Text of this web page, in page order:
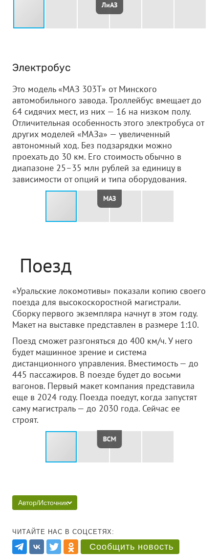
ЛиАЗ
Электробус
Это модель «МАЗ 303Т» от Минского
автомобильного завода. Троллейбус вмещает до
64 сидячих мест, из них — 16 на низком полу.
Отличительная особенность этого электробуса от
других моделей «МАЗа» — увеличенный
автономный ход. Без подзарядки можно
проехать до 30 км. Его стоимость обычно в
диапазоне 25–35 млн рублей за единицу в
зависимости от опций и типа оборудования.
МАЗ
Поезд
«Уральские локомотивы» показали копию своего
поезда для высокоскоростной магистрали.
Сборку первого экземпляра начнут в этом году.
Макет на выставке представлен в размере 1:10.
Поезд сможет разгоняться до 400 км/ч. У него
будет машинное зрение и система
дистанционного управления. Вместимость — до
445 пассажиров. В поезде будет до восьми
вагонов. Первый макет компания представила
еще в 2024 году. Поезда поедут, когда запустят
саму магистраль — до 2030 года. Сейчас ее
строят.
ВСМ
Автор/Источник
ЧИТАЙТЕ НАС В СОЦСЕТЯХ:
Сообщить новость